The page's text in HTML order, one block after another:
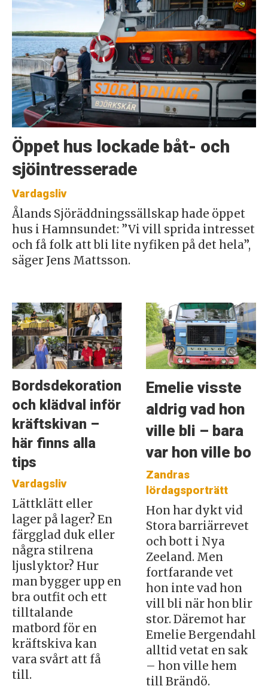
Öppet hus lockade båt- och
sjöintresserade
Vardagsliv
Ålands Sjöräddningssällskap hade öppet
hus i Hamnsundet: ”Vi vill sprida intresset
och få folk att bli lite nyfiken på det hela”,
säger Jens Mattsson.
Bordsdekoration
och klädval inför
kräftskivan –
här finns alla
tips
Vardagsliv
Lättklätt eller
lager på lager? En
färgglad duk eller
några stilrena
ljuslyktor? Hur
man bygger upp en
bra outfit och ett
tilltalande
matbord för en
kräftskiva kan
vara svårt att få
till.
Emelie visste
aldrig vad hon
ville bli – bara
var hon ville bo
Zandras
lördagsporträtt
Hon har dykt vid
Stora barriärrevet
och bott i Nya
Zeeland. Men
fortfarande vet
hon inte vad hon
vill bli när hon blir
stor. Däremot har
Emelie Bergendahl
alltid vetat en sak
– hon ville hem
till Brändö.